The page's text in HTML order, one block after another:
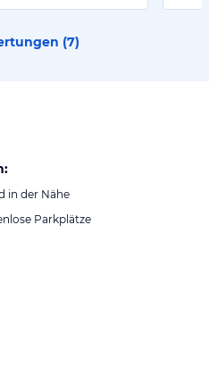
(7)
in der Nähe
Parkplätze